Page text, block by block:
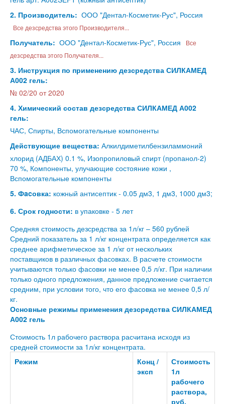
2. Производитель: ООО "Дентал-Косметик-Рус", Россия
Все дезсредства этого Производителя...
Получатель: ООО "Дентал-Косметик-Рус", Россия
Все
дезсредства этого Получателя...
3. Инструкция по применению дезсредства СИЛКАМЕД
А002 гель:
№ 02/20 от 2020
4. Химический состав дезсредства СИЛКАМЕД А002
гель:
ЧАС, Спирты, Вспомогательные компоненты
Действующие вещества: Алкилдиметилбензиламмоний
хлорид (АДБАХ) 0.1 %, Изопропиловый спирт (пропанол-2)
70 %, Компоненты, улучающие состояние кожи ,
Вспомогательные компоненты
5. Фacовка: кожный антисептик - 0.05 дм3, 1 дм3, 1000 дм3;
6. Срок годности: в упаковке - 5 лет
Средняя стоимость дезсредства за 1л/кг – 560 рублей
Средний показатель за 1 л/кг концентрата определяется как
среднее арифметическое за 1 л/кг от нескольких
поставщиков в различных фасовках. В расчете стоимости
учитываются только фасовки не менее 0,5 л/кг. При наличии
только одного предложения, данное предложение считается
средним, при условии того, что его фасовка не менее 0,5 л/
кг.
Основные режимы применения дезсредства СИЛКАМЕД
А002 гель
Стоимость 1л рабочего раствора расчитана исходя из
средней стоимости за 1л/кг концентрата.
Режим
Конц /
эксп
Стоимость
1л
рабочего
раствора,
руб.